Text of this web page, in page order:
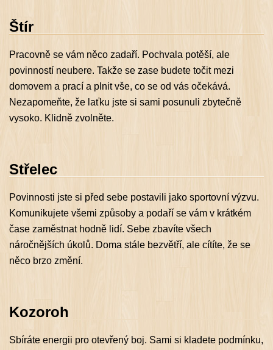
Štír
Pracovně se vám něco zadaří. Pochvala potěší, ale
povinností neubere. Takže se zase budete točit mezi
domovem a prací a plnit vše, co se od vás očekává.
Nezapomeňte, že laťku jste si sami posunuli zbytečně
vysoko. Klidně zvolněte.
Střelec
Povinnosti jste si před sebe postavili jako sportovní výzvu.
Komunikujete všemi způsoby a podaří se vám v krátkém
čase zaměstnat hodně lidí. Sebe zbavíte všech
náročnějších úkolů. Doma stále bezvětří, ale cítíte, že se
něco brzo změní.
Kozoroh
Sbíráte energii pro otevřený boj. Sami si kladete podmínku,